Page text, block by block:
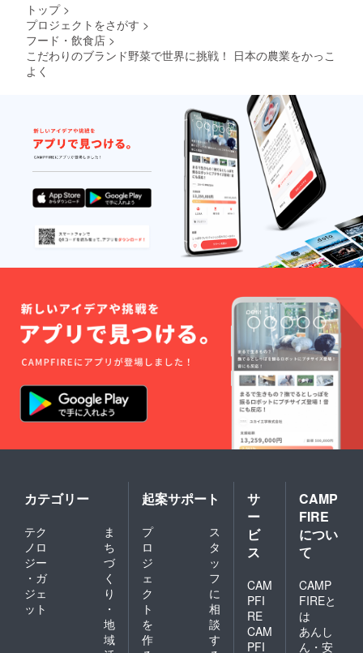
トップ >
プロジェクトをさがす >
フード・飲食店 >
こだわりのブランド野菜で世界に挑戦！ 日本の農業をかっこ
よく
カテゴリー
テク
ノロ
ジー
・ガ
ジェ
ット
ま
ち
づ
く
り
・
地
域
起案サポート
プ
ロ
ジ
ェ
ク
ト
を
作
ス
タ
ッ
フ
に
相
談
す
サ
ー
ビ
ス
CAM
PFI
RE
CAM
PFI
CAMP
FIRE
につい
て
CAMP
FIREと
は
あんし
ん・安